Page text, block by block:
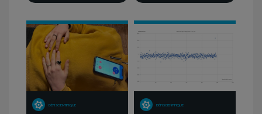
DÉFI SCIENTIFIQUE DÉFI SCIENTIFIQUE